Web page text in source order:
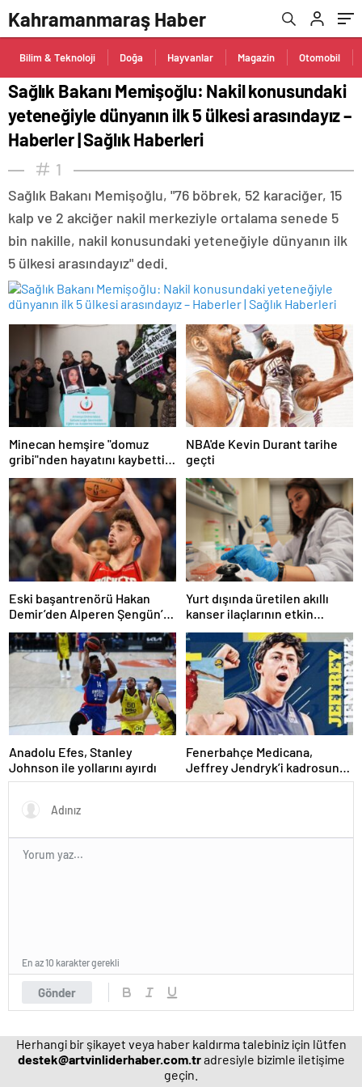
Kahramanmaraş Haber
Bilim & Teknoloji Doğa Hayvanlar Magazin Otomobil
Sağlık Bakanı Memişoğlu: Nakil konusundaki
yeteneğiyle dünyanın ilk 5 ülkesi arasındayız –
Haberler | Sağlık Haberleri
1
Sağlık Bakanı Memişoğlu, "76 böbrek, 52 karaciğer, 15
kalp ve 2 akciğer nakil merkeziyle ortalama senede 5
bin nakille, nakil konusundaki yeteneğiyle dünyanın ilk
5 ülkesi arasındayız" dedi.
Minecan hemşire "domuz
gribi"nden hayatını kaybetti –
Haberler | Sağlık Haberleri
NBA'de Kevin Durant tarihe
geçti
Eski başantrenörü Hakan
Demir’den Alperen Şengün’e
Yurt dışında üretilen akıllı
kanser ilaçlarının etkin
geliştirildi | Sağlık Haberleri
Anadolu Efes, Stanley
Johnson ile yollarını ayırdı
Fenerbahçe Medicana,
Jeffrey Jendryk’i kadrosuna
kattı
Gönder
En az 10 karakter gerekli
Herhangi bir şikayet veya haber kaldırma talebiniz için lütfen
destek@artvinliderhaber.com.tradresiyle bizimle iletişime
geçin.